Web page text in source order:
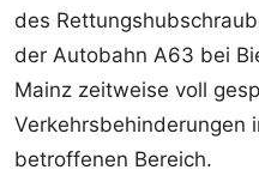
des
der Autobahn A63 bei
Mainz zeitweise voll
Verkehrsbehinderungen
betroffenen Bereich.